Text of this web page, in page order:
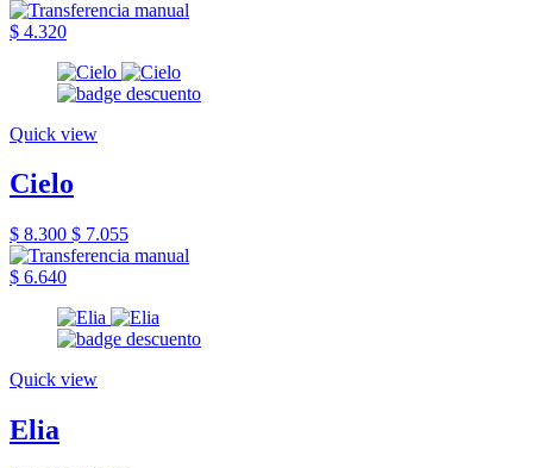
$ 4.320
Quick view
Cielo
$ 8.300 $ 7.055
$ 6.640
Quick view
Elia